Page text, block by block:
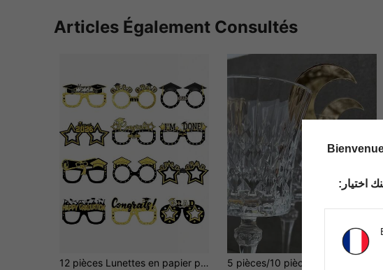
Articles Également Consultés
12 pièces Lunettes en papier pour fête de remise des diplômes, accessoires de photobooth, chapeau, diplôme, calotte et décoration de gland - montures de lunettes en papier noir et or et décorations thème "GRAD", convient pour la célébration de la remise des diplômes et la décoration de fête, décorations de fête de remise des diplômes
اختيار: